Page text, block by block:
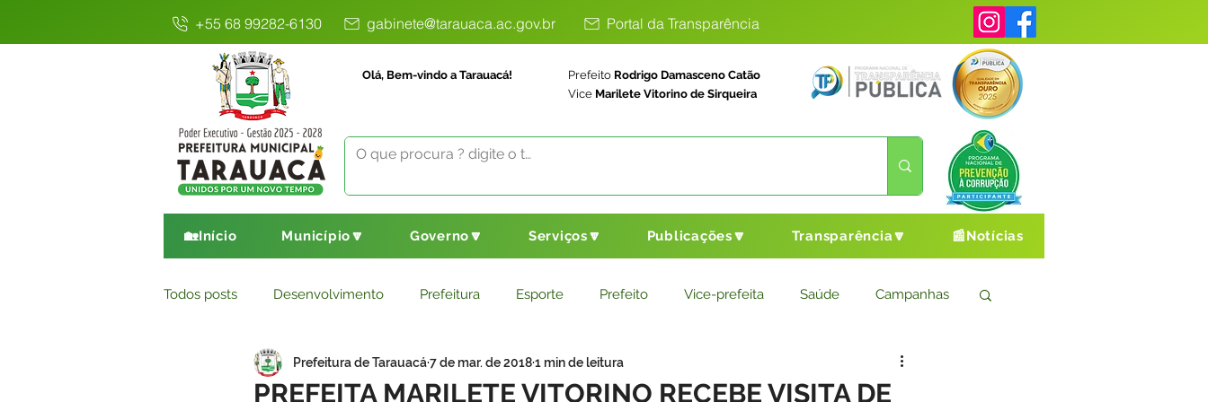
+55 68 99282-6130 gabinete@tarauaca.ac.gov.br Portal da Transparência
Olá, Bem-vindo a Tarauacá! Prefeito Rodrigo Damasceno Catão
Vice Marilete Vitorino de Sirqueira
🏡Início Município🔽 Governo🔽 Serviços🔽 Publicações🔽 Transparência🔽 📰Notícias
Todos posts Desenvolvimento Prefeitura Esporte Prefeito Vice-prefeita Saúde Campanhas
Comunicado Educação Saneamento Básico Cultura e Esporte
PREFEITA MARILETE VITORINO RECEBE VISITA DE
Prefeitura de Tarauacá7 de mar. de 20181 min de leitura